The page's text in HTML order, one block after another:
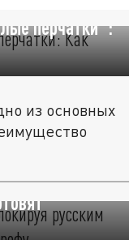
перчатки":
из основных
Блокируя